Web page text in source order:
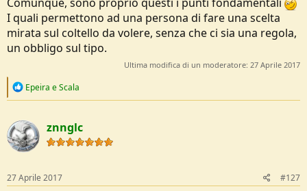
I quali permettono ad una persona di fare una scelta
mirata sul coltello da volere, senza che ci sia una regola,
un obbligo sul tipo.
Ultima modifica di un moderatore: 27 Aprile 2017
R
c
t
i
o
s
:
Epeira eScala
znnglc
27 Aprile 2017 #127